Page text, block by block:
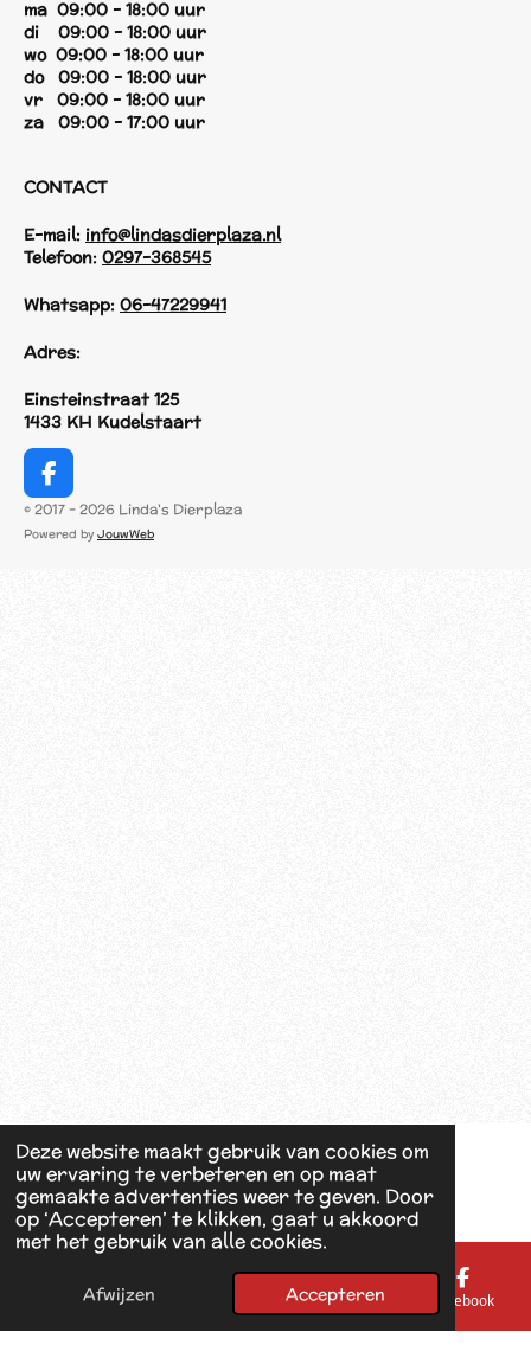
Deze website maakt gebruik van cookies om
uw ervaring te verbeteren en op maat
gemaakte advertenties weer te geven. Door
op ‘Accepteren’ te klikken, gaat u akkoord
met het gebruik van alle cookies.
Afwijzen Accepteren
ma 09:00 - 18:00 uur
di 09:00 - 18:00 uur
wo 09:00 - 18:00 uur
do 09:00 - 18:00 uur
vr 09:00 - 18:00 uur
za 09:00 - 17:00 uur
CONTACT
E-mail: info@lindasdierplaza.nl
Telefoon: 0297-368545
Whatsapp: 06-47229941
Adres:
Einsteinstraat 125
1433 KH Kudelstaart
F
a
c
© 2017 - 2026 Linda's Dierplaza
Powered by JouwWeb
E-mailadres Kaart Facebook